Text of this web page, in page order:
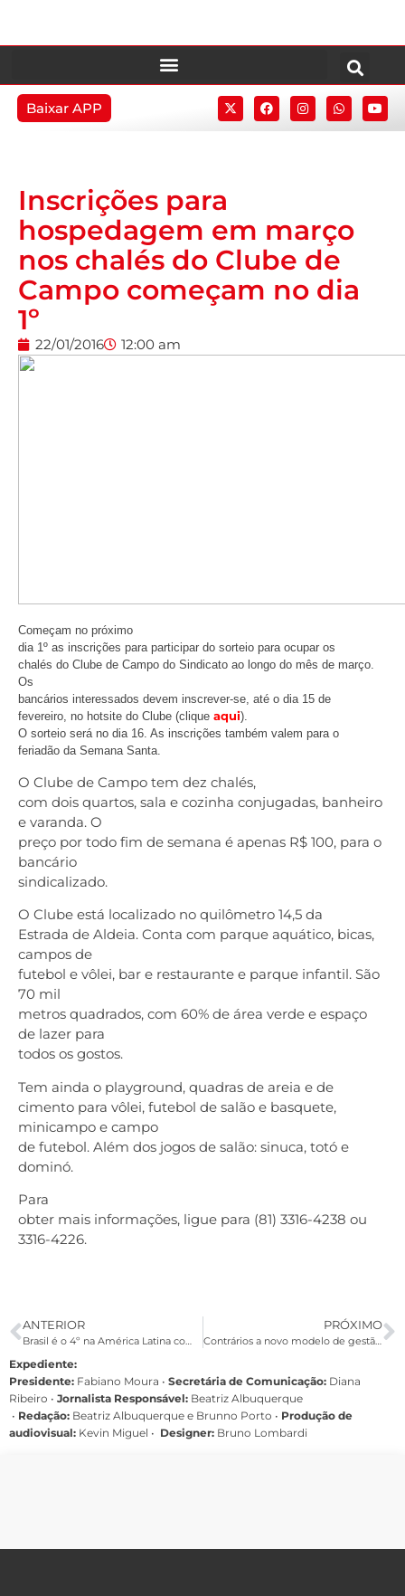
Baixar APP
Inscrições para
hospedagem em março
nos chalés do Clube de
Campo começam no dia
1º
22/01/2016 12:00 am
Começam no próximo
dia 1º as inscrições para participar do sorteio para ocupar os
chalés do Clube de Campo do Sindicato ao longo do mês de março.
Os
bancários interessados devem inscrever-se, até o dia 15 de
fevereiro, no hotsite do Clube (clique aqui).
O sorteio será no dia 16. As inscrições também valem para o
feriadão da Semana Santa.
O Clube de Campo tem dez chalés,
com dois quartos, sala e cozinha conjugadas, banheiro
e varanda. O
preço por todo fim de semana é apenas R$ 100, para o
bancário
sindicalizado.
O Clube está localizado no quilômetro 14,5 da
Estrada de Aldeia. Conta com parque aquático, bicas,
campos de
futebol e vôlei, bar e restaurante e parque infantil. São
70 mil
metros quadrados, com 60% de área verde e espaço
de lazer para
todos os gostos.
Tem ainda o playground, quadras de areia e de
cimento para vôlei, futebol de salão e basquete,
minicampo e campo
de futebol. Além dos jogos de salão: sinuca, totó e
dominó.
Para
obter mais informações, ligue para (81) 3316-4238 ou
3316-4226.
ANTERIOR
Brasil é o 4º na América Latina com mais trabalhadores tristes e com raiva e 7º com mais estressados
PRÓXIMO
Contrários a novo modelo de gestão, estudantes ocupam 27 escolas em Goiás
Expediente:
Presidente: Fabiano Moura • Secretária de Comunicação: Diana
Ribeiro • Jornalista Responsável: Beatriz Albuquerque
• Redação: Beatriz Albuquerque e Brunno Porto • Produção de
audiovisual: Kevin Miguel • Designer: Bruno Lombardi